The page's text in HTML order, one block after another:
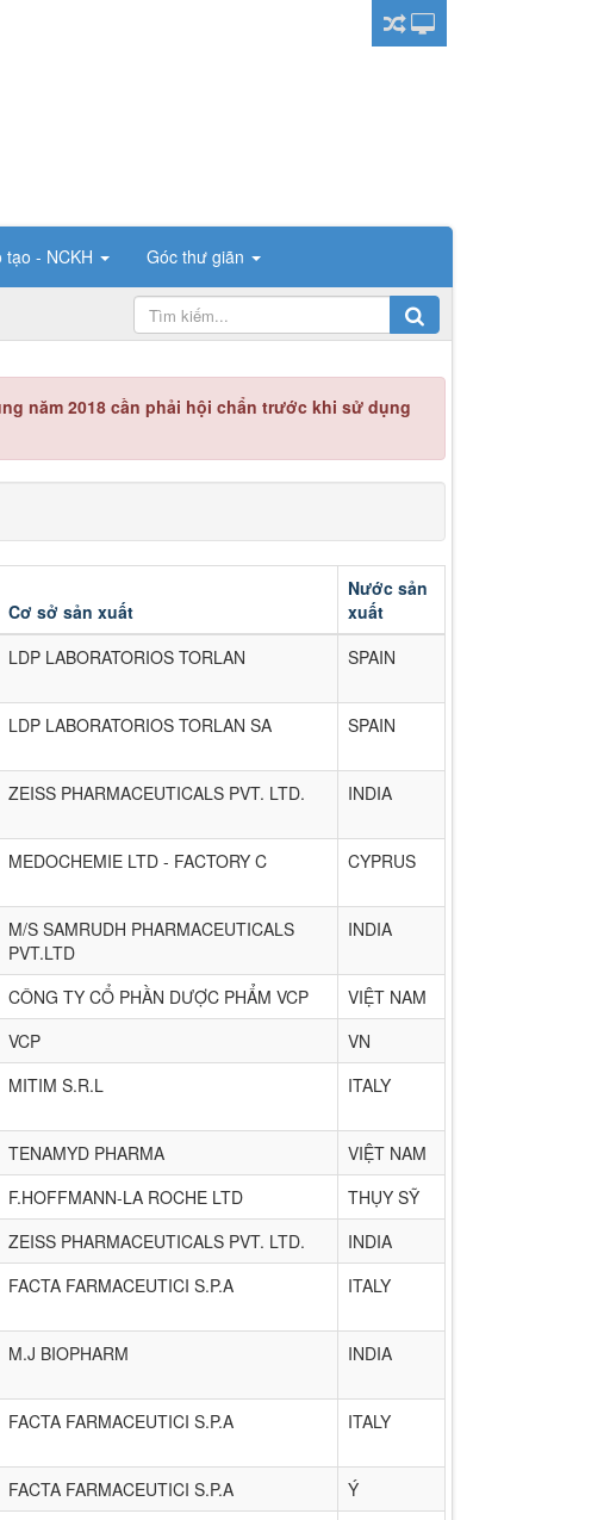
tạo - NCKH Góc thư giãn
năm 2018 cần phải hội chẩn trước khi sử dụng
Cơ sở sản xuất
Nước sản
xuất
LDP LABORATORIOS TORLAN SPAIN
LDP LABORATORIOS TORLAN SA SPAIN
ZEISS PHARMACEUTICALS PVT. LTD. INDIA
MEDOCHEMIE LTD - FACTORY C CYPRUS
M/S SAMRUDH PHARMACEUTICALS
PVT.LTD
INDIA
CÔNG TY CỔ PHẦN DƯỢC PHẨM VCP
VIỆT NAM
VCP
VN
MITIM S.R.L ITALY
TENAMYD PHARMA
VIỆT NAM
F.HOFFMANN-LA ROCHE LTD
THỤY SỸ
ZEISS PHARMACEUTICALS PVT. LTD.
INDIA
FACTA FARMACEUTICI S.P.A ITALY
M.J BIOPHARM INDIA
FACTA FARMACEUTICI S.P.A ITALY
FACTA FARMACEUTICI S.P.A
Ý